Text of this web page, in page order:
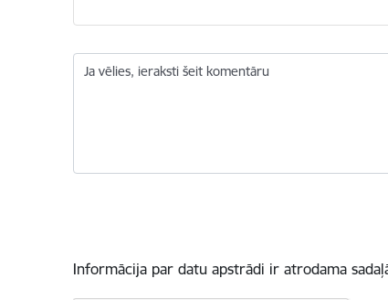
Ja vēlies, ieraksti šeit komentāru
Informācija par datu apstrādi ir atrodama